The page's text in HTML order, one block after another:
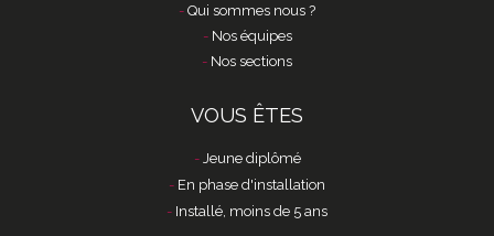
Qui sommes nous ?
Nos équipes
Nos sections
VOUS ÊTES
Jeune diplômé
En phase d'installation
Installé, moins de 5 ans